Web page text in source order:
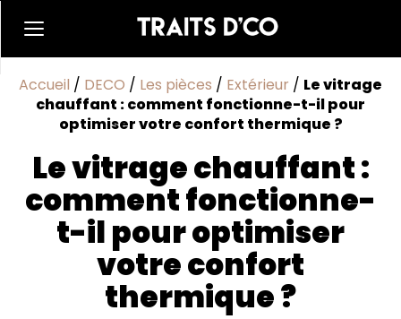
Accueil / DECO / Les pièces / Extérieur / Le vitrage
chauffant : comment fonctionne-t-il pour
optimiser votre confort thermique ?
Le vitrage chauffant :
comment fonctionne-
t-il pour optimiser
votre confort
thermique ?